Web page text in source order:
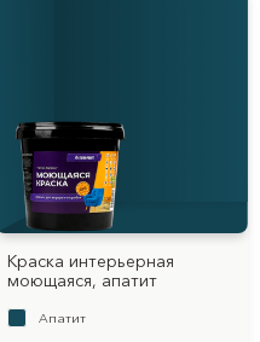
Краска интерьерная
моющаяся, апатит
Апатит